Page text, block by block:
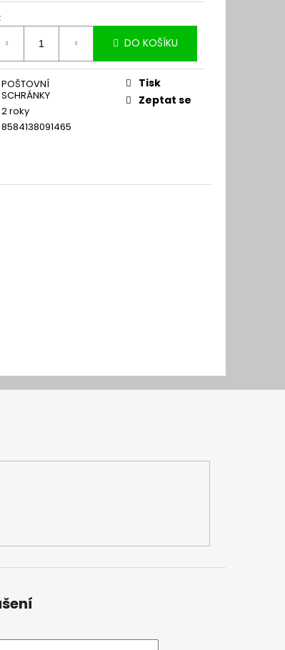
DO KOŠÍKU
POŠTOVNÍ
SCHRÁNKY
2 roky
8584138091465
Tisk
Zeptat se